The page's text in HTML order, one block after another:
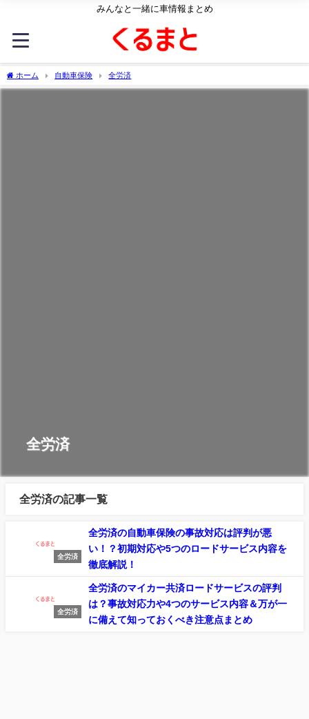
みんなと一緒に車情報まとめ
ホーム 自動車保険 全労済
全労済
全労済の記事一覧
全労済
全労済の自動車保険の事故対応は評判が悪
い！？初期対応や5つのロードサービス内容を
徹底解説！
全労済
全労済のマイカー共済ロードサービスの評判
は？事故対応力や4つのサービス内容＆万が一
に備えて知っておくべき注意点まとめ